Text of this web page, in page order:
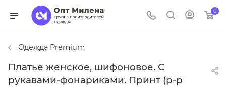
0
Одежда Premium
Платье женское, шифоновое. С
рукавами-фонариками. Принт (р-р